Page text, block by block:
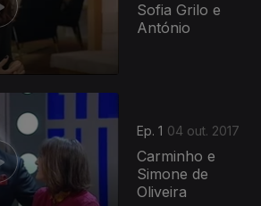
Sofia Grilo e
António
Ep. 1 04 out. 2017
Carminho e
Simone de
Oliveira